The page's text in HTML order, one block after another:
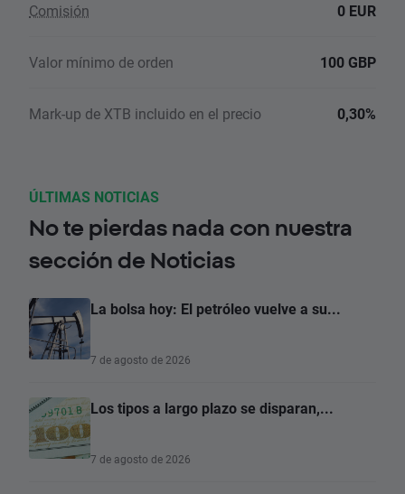
Comisión 0 EUR
Valor mínimo de orden 100 GBP
Mark-up de XTB incluido en el precio 0,30%
ÚLTIMAS NOTICIAS
No te pierdas nada con nuestra
sección de Noticias
La bolsa hoy: El petróleo vuelve a su...
7 de agosto de 2026
Los tipos a largo plazo se disparan,...
7 de agosto de 2026